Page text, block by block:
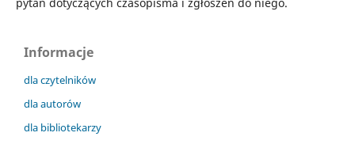
Informacje
dla czytelników
dla autorów
dla bibliotekarzy